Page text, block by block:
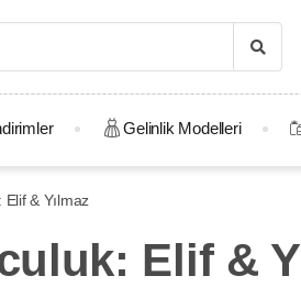
Gelinlik Modelleri
& Yılmaz
Elif &